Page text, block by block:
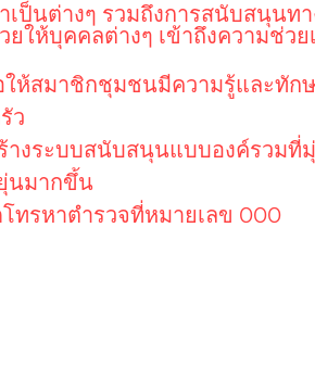
เป็นต่างๆ รวมถึงการสนับสนุนท
ให้บุคคลต่างๆ เข้าถึงความช่วย
ให้สมาชิกชุมชนมีความรู้และทัก
ว
างระบบสนับสนุนแบบองค์รวมที่
นมากขึ้น
รหาตำรวจที่หมายเลข 000